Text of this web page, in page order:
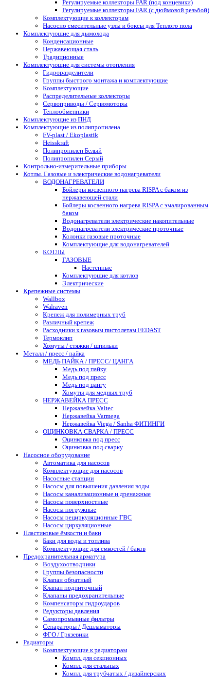
Регулируемые коллекторы FAR (под концевики)
Регулируемые коллекторы FAR (с дюймовой резьбой)
Комплектующие к коллекторам
Насосно смесительные узлы и боксы для Теплого пола
Комплектующие для дымохода
Конденсационные
Нержавеющая сталь
Традиционные
Комплектующие для системы отопления
Гидроразделители
Группы быстрого монтажа и комплектующие
Комплектующие
Распределительные коллекторы
Сервоприводы / Сервомоторы
Теплообменники
Комплектующие из ПНД
Комплектующие из полипропилена
FV-plast / Ekoplastik
Heisskraft
Полипропилен Белый
Полипропилен Серый
Контрольно-измерительные приборы
Котлы. Газовые и электрические водонагреватели
ВОДОНАГРЕВАТЕЛИ
Бойлеры косвенного нагрева RISPA с баком из
нержавеющей стали
Бойлеры косвенного нагрева RISPA с эмалированным
баком
Водонагреватели электрические накопительные
Водонагреватели электрические проточные
Колонки газовые проточные
Комплектующие для водонагревателей
КОТЛЫ
ГАЗОВЫЕ
Настенные
Комплектующие для котлов
Электрические
Крепежные системы
Wallbox
Walraven
Крепеж для полимерных труб
Различный крепеж
Расходники к газовым пистолетам FEDAST
Термоклип
Хомуты / стяжки / шпильки
Металл / пресс / пайка
МЕДЬ ПАЙКА / ПРЕСС/ ЦАНГА
Медь под пайку
Медь под пресс
Медь под цангу
Хомуты для медных труб
НЕРЖАВЕЙКА ПРЕСС
Нержавейка Valtec
Нержавейка Varmega
Нержавейка Viega / Sanha ФИТИНГИ
ОЦИНКОВКА СВАРКА / ПРЕСС
Оцинковка под пресс
Оцинковка под сварку
Насосное оборудование
Автоматика для насосов
Комплектующие для насосов
Насосные станции
Насосы для повышения давления воды
Насосы канализационные и дренажные
Насосы поверхностные
Насосы погружные
Насосы рециркуляционные ГВС
Насосы циркуляционные
Пластиковые ёмкости и баки
Баки для воды и топлива
Комплектующие для емкостей / баков
Предохранительная арматура
Воздухоотводчики
Группы безопасности
Клапан обратный
Клапан подпиточный
Клапаны предохранительные
Компенсаторы гидроударов
Редукторы давления
Самопромывные фильтры
Сепараторы / Дешламаторы
ФГО / Грязевики
Радиаторы
Комплектующие к радиаторам
Компл. для секционных
Компл. для стальных
Компл. для трубчатых / дизайнерских